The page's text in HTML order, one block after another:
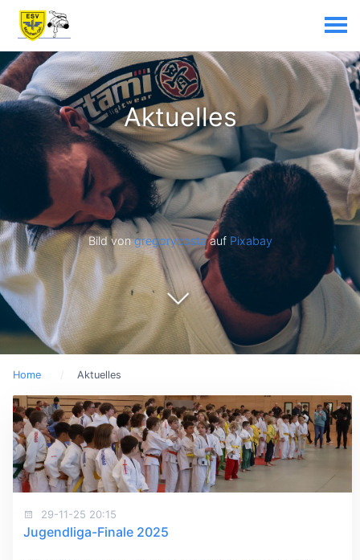
Aktuelles
Bild vongregorycostaauf Pixabay
Home Aktuelles
29-11-25 20:15
Jugendliga-Finale 2025